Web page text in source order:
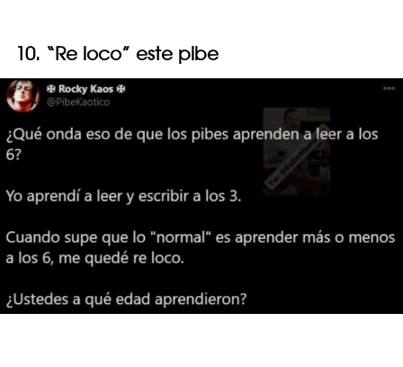
10. “Re loco” este pibe